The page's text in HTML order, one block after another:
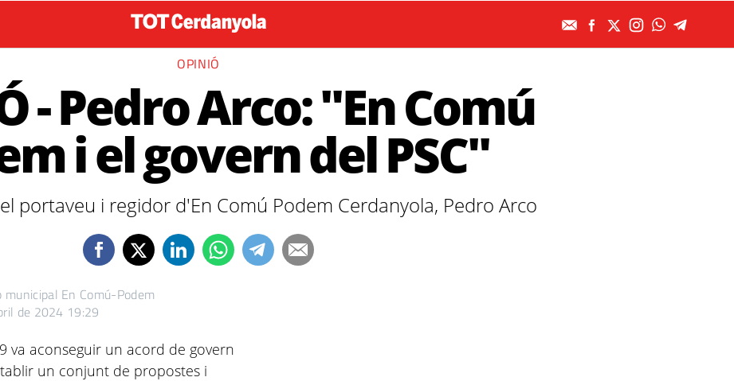
OPINIÓ
- Pedro Arco: "En Comú
i el govern del PSC"
portaveu i regidor d'En Comú Podem Cerdanyola, Pedro Arco
En Comú-Podem
de 2024 19:29
va aconseguir un acord de govern
un conjunt de propostes i